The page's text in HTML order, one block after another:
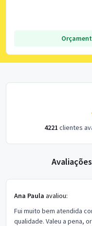
4221 clientes
Ana Paula avaliou:
Fui muito bem atendida
qualidade. Valeu a pena,